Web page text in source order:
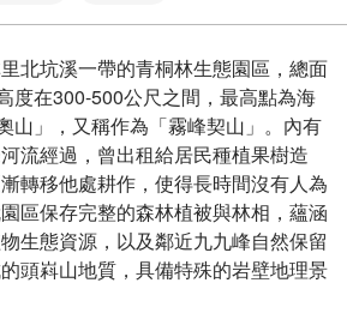
北坑溪一帶的青桐林生態園區，總面
度在300-500公尺之間，最高點為海
山」，又稱作為「霧峰契山」。內有
流經過，曾出租給居民種植果樹造
轉移他處耕作，使得長時間沒有人為
區保存完整的森林植被與林相，蘊涵
生態資源，以及鄰近九九峰自然保留
頭嵙山地質，具備特殊的岩壁地理景